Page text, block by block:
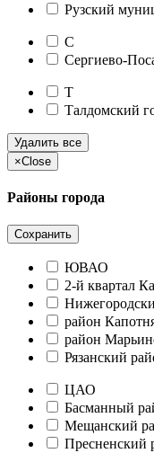
Рузский
С
Сергиево-
Т
Талдомский
Удалить все
×Close
Районы города
Сохранить
ЮВАО
2-й квартал
район
район
Рязанский
ЦАО
Басманный
Мещанский
Пресненский